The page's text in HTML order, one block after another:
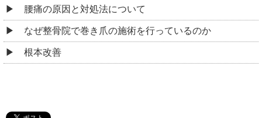
腰痛の原因と対処法について
なぜ整骨院で巻き爪の施術を行っているのか
根本改善